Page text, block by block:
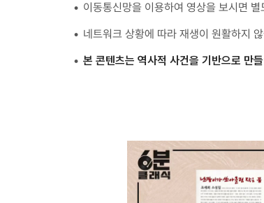
이동통신망을 이용하여 영상을 보시면
네트워크 상황에 따라 재생이 원활하지
본 콘텐츠는 역사적 사건을 기반으로 만